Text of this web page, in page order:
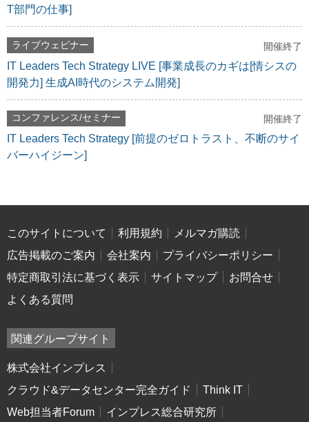
T部門の仕事]
ライブウェビナー 開催終了
IT Leaders Tech Strategy LIVE [事業成長のカギは[情シスの
開発力] 生成AI時代のシステム開発]
コンファレンス/セミナー 開催終了
IT Leaders Tech Strategy [前提のゼロトラスト、不断のサイ
バーハイジーン]
このサイトについて 利用規約
メルマガ購読
広告掲載のご案内
会社案内
プライバシーポリシー
特定商取引法に基づく表示
サイトマップ
お問合せ
よくある質問
関連グループサイト
株式会社インプレス
クラウド&データセンター完全ガイド
Think IT
Web担当者Forum
インプレス総合研究所